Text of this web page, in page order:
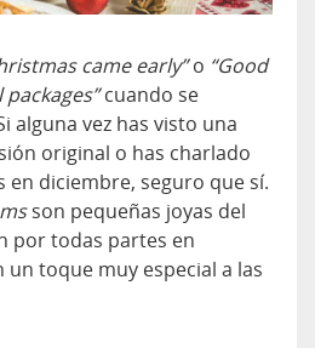
came early”o “Good
cuando se
alguna vez has visto una
original o has charlado
en diciembre, seguro que sí.
son pequeñas joyas del
por todas partes en
un toque muy especial a las